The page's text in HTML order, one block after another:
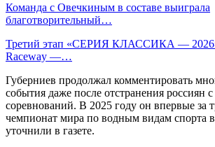
Команда с Овечкиным в составе выиграла
благотворительный…
Третий этап «СЕРИЯ КЛАССИКА —
Raceway —…
Губерниев продолжал комментировать
события даже после отстранения россиян
соревнований. В 2025 году он впервые за
чемпионат мира по водным видам спорта
уточнили в газете.